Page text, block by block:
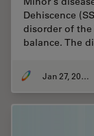
Dehiscence
disorder of
balance. The
Jan 27, 2022